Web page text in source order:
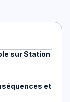
sur Station
et